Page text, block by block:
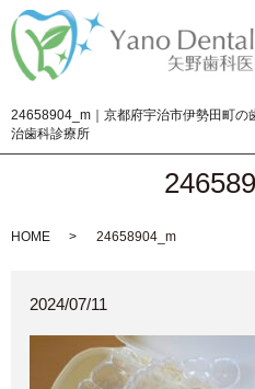
24658904_m｜京都府宇治市伊勢田町の
治歯科診療所
HOME 24658904_m
2024/07/11